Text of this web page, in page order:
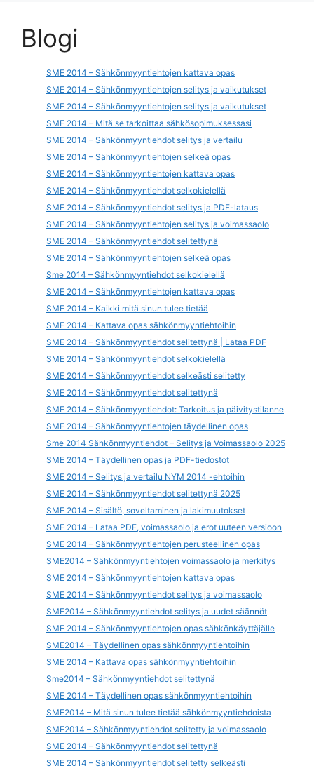
Blogi
SME 2014 – Sähkönmyyntiehtojen kattava opas
SME 2014 – Sähkönmyyntiehtojen selitys ja vaikutukset
SME 2014 – Sähkönmyyntiehtojen selitys ja vaikutukset
SME 2014 – Mitä se tarkoittaa sähkösopimuksessasi
SME 2014 – Sähkönmyyntiehdot selitys ja vertailu
SME 2014 – Sähkönmyyntiehtojen selkeä opas
SME 2014 – Sähkönmyyntiehtojen kattava opas
SME 2014 – Sähkönmyyntiehdot selkokielellä
SME 2014 – Sähkönmyyntiehdot selitys ja PDF-lataus
SME 2014 – Sähkönmyyntiehtojen selitys ja voimassaolo
SME 2014 – Sähkönmyyntiehdot selitettynä
SME 2014 – Sähkönmyyntiehtojen selkeä opas
Sme 2014 – Sähkönmyyntiehdot selkokielellä
SME 2014 – Sähkönmyyntiehtojen kattava opas
SME 2014 – Kaikki mitä sinun tulee tietää
SME 2014 – Kattava opas sähkönmyyntiehtoihin
SME 2014 – Sähkönmyyntiehdot selitettynä | Lataa PDF
SME 2014 – Sähkönmyyntiehdot selkokielellä
SME 2014 – Sähkönmyyntiehdot selkeästi selitetty
SME 2014 – Sähkönmyyntiehdot selitettynä
SME 2014 – Sähkönmyyntiehdot: Tarkoitus ja päivitystilanne
SME 2014 – Sähkönmyyntiehtojen täydellinen opas
Sme 2014 Sähkönmyyntiehdot – Selitys ja Voimassaolo 2025
SME 2014 – Täydellinen opas ja PDF-tiedostot
SME 2014 – Selitys ja vertailu NYM 2014 -ehtoihin
SME 2014 – Sähkönmyyntiehdot selitettynä 2025
SME 2014 – Sisältö, soveltaminen ja lakimuutokset
SME 2014 – Lataa PDF, voimassaolo ja erot uuteen versioon
SME 2014 – Sähkönmyyntiehtojen perusteellinen opas
SME2014 – Sähkönmyyntiehtojen voimassaolo ja merkitys
SME 2014 – Sähkönmyyntiehtojen kattava opas
SME 2014 – Sähkönmyyntiehdot selitys ja voimassaolo
SME2014 – Sähkönmyyntiehdot selitys ja uudet säännöt
SME 2014 – Sähkönmyyntiehtojen opas sähkönkäyttäjälle
SME2014 – Täydellinen opas sähkönmyyntiehtoihin
SME 2014 – Kattava opas sähkönmyyntiehtoihin
Sme2014 – Sähkönmyyntiehdot selitettynä
SME 2014 – Täydellinen opas sähkönmyyntiehtoihin
SME2014 – Mitä sinun tulee tietää sähkönmyyntiehdoista
SME2014 – Sähkönmyyntiehdot selitetty ja voimassaolo
SME 2014 – Sähkönmyyntiehdot selitettynä
SME 2014 – Sähkönmyyntiehdot selitetty selkeästi